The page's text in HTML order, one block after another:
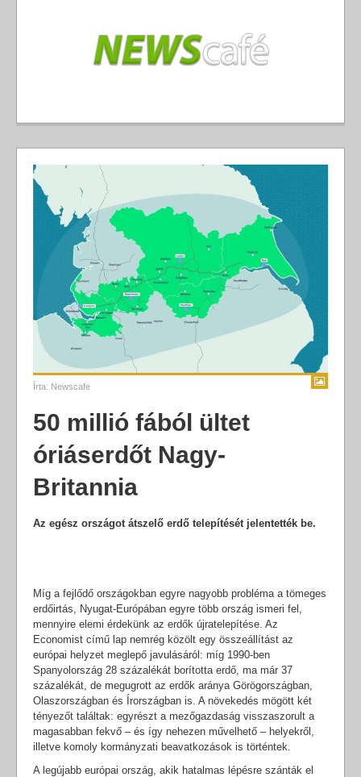
Írta: Newscafe
50 millió fából ültet
óriáserdőt Nagy-
Britannia
Az egész országot átszelő erdő telepítését jelentették be.
Míg a fejlődő országokban egyre nagyobb probléma a tömeges
erdőirtás, Nyugat-Európában egyre több ország ismeri fel,
mennyire elemi érdekünk az erdők újratelepítése. Az
Economist című lap nemrég közölt egy összeállítást az
európai helyzet meglepő javulásáról: míg 1990-ben
Spanyolország 28 százalékát borította erdő, ma már 37
százalékát, de megugrott az erdők aránya Görögországban,
Olaszországban és Írországban is. A növekedés mögött két
tényezőt találtak: egyrészt a mezőgazdaság visszaszorult a
magasabban fekvő – és így nehezen művelhető – helyekről,
illetve komoly kormányzati beavatkozások is történtek.
A legújabb európai ország, akik hatalmas lépésre szánták el